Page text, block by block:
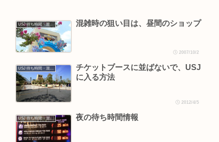
USJ 待ち時間・混雑情報 混雑時の狙い目は、昼間のショップ
2007/10/2
USJ 待ち時間・混雑情報
チケットブースに並ばないで、USJ
に入る方法
2012/4/5
USJ 待ち時間・混雑情報 夜の待ち時間情報